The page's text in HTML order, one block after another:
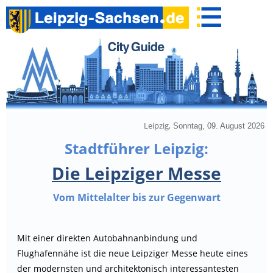
Leipzig, Sonntag, 09. August 2026
Stadtführer Leipzig:
Die Leipziger Messe
Vom Mittelalter bis zur Gegenwart
Mit einer direkten Autobahnanbindung und
Flughafennähe ist die neue Leipziger Messe heute eines
der modernsten und architektonisch interessantesten